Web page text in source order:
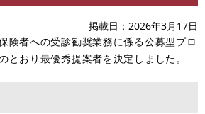
掲載日
2026年3月17日
険者への受診勧奨業務に係る公募型プロ
とおり最優秀提案者を決定しました。